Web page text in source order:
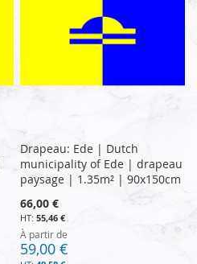
Drapeau: Ede | Dutch
municipality of Ede | drapeau
paysage | 1.35m² | 90x150cm
66,00 €
55,46 €
À partir de
59,00 €